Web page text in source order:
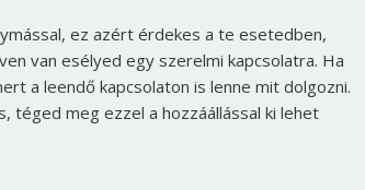
ez azért érdekes a te esetedben,
van esélyed egy szerelmi kapcsolatra. Ha
a leendő kapcsolaton is lenne mit dolgozni.
téged meg ezzel a hozzáállással ki lehet